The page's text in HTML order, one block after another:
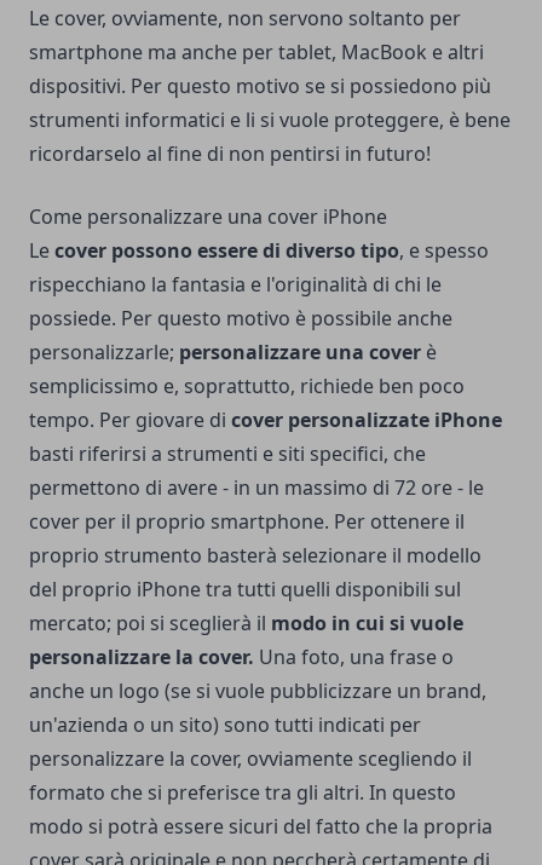
Le cover, ovviamente, non servono soltanto per
smartphone ma anche per tablet, MacBook e altri
dispositivi. Per questo motivo se si possiedono più
strumenti informatici e li si vuole proteggere, è bene
ricordarselo al fine di non pentirsi in futuro!
Come personalizzare una cover iPhone
Lecover possono essere di diverso tipo, e spesso
rispecchiano la fantasia e l'originalità di chi le
possiede. Per questo motivo è possibile anche
personalizzarle; personalizzare una cover è
semplicissimo e, soprattutto, richiede ben poco
tempo. Per giovare di cover personalizzate iPhone
basti riferirsi a strumenti e siti specifici, che
permettono di avere - in un massimo di 72 ore - le
cover per il proprio smartphone. Per ottenere il
proprio strumento basterà selezionare il modello
del proprio iPhone tra tutti quelli disponibili sul
mercato; poi si sceglierà il modo in cui si vuole
personalizzare la cover. Una foto, una frase o
anche un logo (se si vuole pubblicizzare un brand,
un'azienda o un sito) sono tutti indicati per
personalizzare la cover, ovviamente scegliendo il
formato che si preferisce tra gli altri. In questo
modo si potrà essere sicuri del fatto che la propria